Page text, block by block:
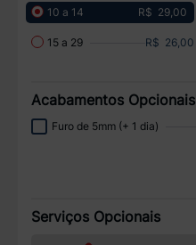
10 a 14 R$ 29,00
15 a 29 R$ 26,00
Acabamentos Opcionais
Furo de 5mm (+ 1 dia)
Serviços Opcionais